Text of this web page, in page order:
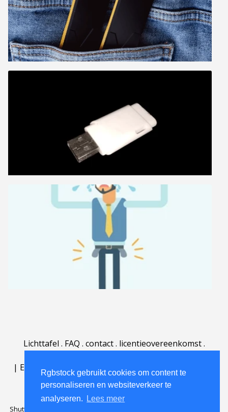
Rgbstock gebruikt cookies om content te
personaliseren en websiteverkeer te
analyseren.
Lees meer
Lichttafel . FAQ . contact. licentieovereenkomst.
| English | Deutsch Español | Português
Nederlands|
Shutterstock official partner of Rgbstock